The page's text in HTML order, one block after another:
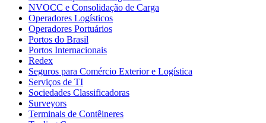
NVOCC e Consolidação de Carga
Operadores Logísticos
Operadores Portuários
Portos do Brasil
Portos Internacionais
Redex
Seguros para Comércio Exterior e Logística
Serviços de TI
Sociedades Classificadoras
Surveyors
Terminais de Contêineres